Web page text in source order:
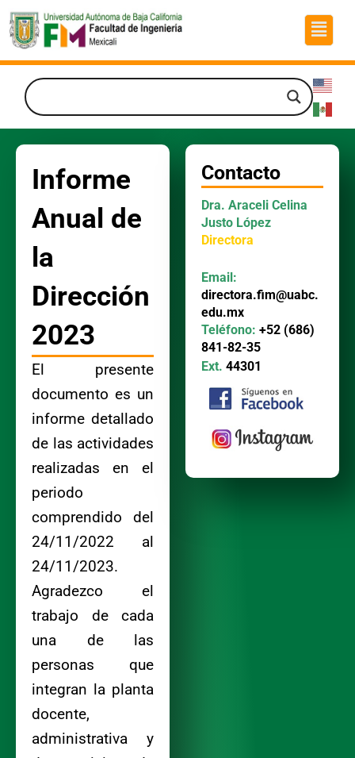
al
contenido
Menú
Informe
Anual de
la
Dirección
2023
El presente
documento es un
informe detallado
de las actividades
realizadas en el
periodo
comprendido del
24/11/2022 al
24/11/2023.
Agradezco el
trabajo de cada
una de las
personas que
integran la planta
docente,
administrativa y
Contacto
Dra. Araceli Celina
Justo López
Directora
Email:
directora.fim@uabc.
edu.mx
Teléfono: +52 (686)
841-82-35
Ext. 44301